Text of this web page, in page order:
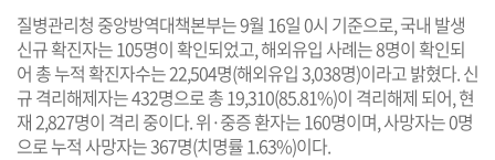
R
L
복
사
유
하
기
크
게
변
경
하
기
작
게
변
경
하
기
질병관리청 중앙방역대책본부는 9월 16일 0시 기준으로, 국내 발생
신규 확진자는 105명이 확인되었고, 해외유입 사례는 8명이 확인되
어 총 누적 확진자수는 22,504명(해외유입 3,038명)이라고 밝혔다. 신
규 격리해제자는 432명으로 총 19,310(85.81%)이 격리해제 되어, 현
재 2,827명이 격리 중이다. 위·중증 환자는 160명이며, 사망자는 0명
으로 누적 사망자는 367명(치명률 1.63%)이다.